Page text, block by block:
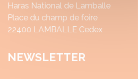
Haras National de Lamballe
Place du champ de foire
22400 LAMBALLE Cedex
NEWSLETTER